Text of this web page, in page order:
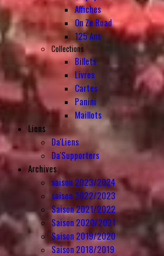
Affiches
On Ze Road
125 Ans
Collections
Billets
Livres
Cartes
Panini
Maillots
Liens
Da'Liens
Da'Supporters
Archives
saison 2023/2024
saison 2022/2023
Saison 2021/2022
Saison 2020/2021
Saison 2019/2020
Saison 2018/2019